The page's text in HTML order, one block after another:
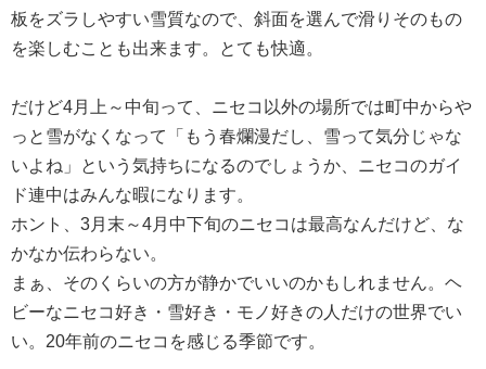
板をズラしやすい雪質なので、斜面を選んで滑りそのもの
を楽しむことも出来ます。とても快適。
だけど4月上～中旬って、ニセコ以外の場所では町中からや
っと雪がなくなって「もう春爛漫だし、雪って気分じゃな
いよね」という気持ちになるのでしょうか、ニセコのガイ
ド連中はみんな暇になります。
ホント、3月末～4月中下旬のニセコは最高なんだけど、な
かなか伝わらない。
まぁ、そのくらいの方が静かでいいのかもしれません。ヘ
ビーなニセコ好き・雪好き・モノ好きの人だけの世界でい
い。20年前のニセコを感じる季節です。